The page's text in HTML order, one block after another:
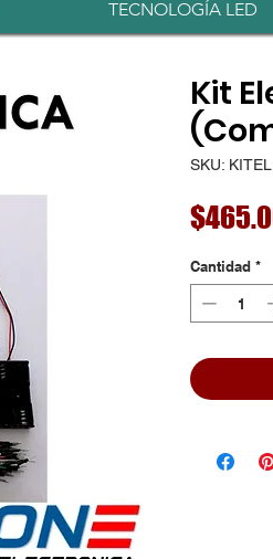
TECNOLOGÍA LED
Kit
SKU:
Cantidad *